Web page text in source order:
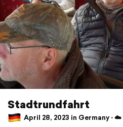
Stadtrundfahrt
April 28, 2023 in Germany ⋅ ☁️